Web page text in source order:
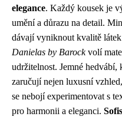
elegance. Každý kousek je
umění a důrazu na detail.
dávají vyniknout kvalitě
Danielas by Barockvolí
udržitelnost. Jemné hedvábí,
zaručují nejen luxusní
se nebojí experimentovat s
pro harmonii a eleganci.